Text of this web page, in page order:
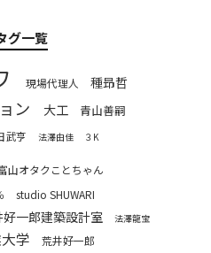
グ一覧
現場代理人 種昻哲
ン 大工 青山善嗣
武亨 法澤由佳 ３K
山オタクことちゃん
studio SHUWARI
好一郎建築設計室 法澤龍宝
学 荒井好一郎